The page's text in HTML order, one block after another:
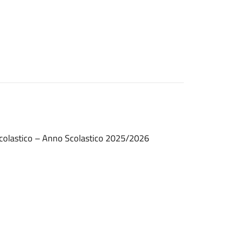
– Anno Scolastico 2025/2026